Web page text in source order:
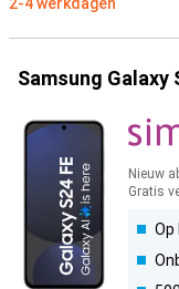
2-4 werkdagen
Samsung Galaxy
Nieuw
Gratis
Op